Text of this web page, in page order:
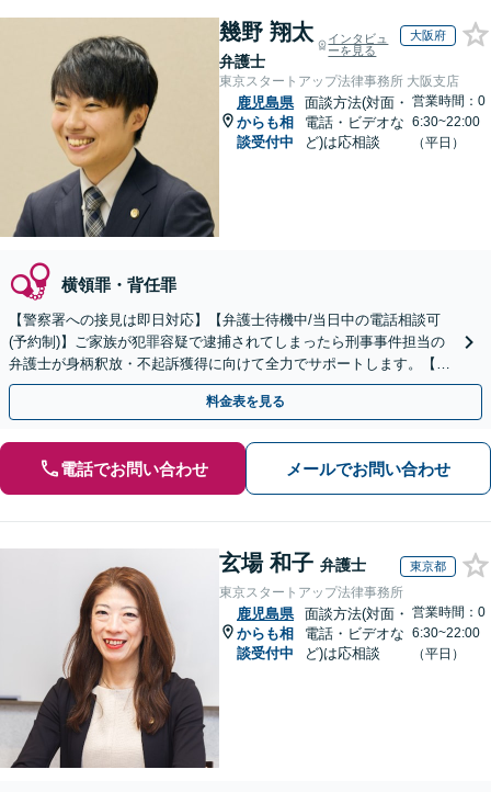
幾野 翔太
弁護士
インタビュ
ーを見る
大阪府
東京スタートアップ法律事務所 大阪支店
鹿児島県
からも相
談受付中
面談方法(対面・
電話・ビデオな
ど)は応相談
営業時間：0
6:30~22:00
（平日）
横領罪・背任罪
【警察署への接見は即日対応】【弁護士待機中/当日中の電話相談可
(予約制)】ご家族が犯罪容疑で逮捕されてしまったら刑事事件担当の
弁護士が身柄釈放・不起訴獲得に向けて全力でサポートします。【毎
月100名以上の相談実績】【全国対応】
料金表を見る
電話でお問い合わせ メールでお問い合わせ
玄場 和子 弁護士 東京都
東京スタートアップ法律事務所
鹿児島県
からも相
談受付中
面談方法(対面・
電話・ビデオな
ど)は応相談
営業時間：0
6:30~22:00
（平日）